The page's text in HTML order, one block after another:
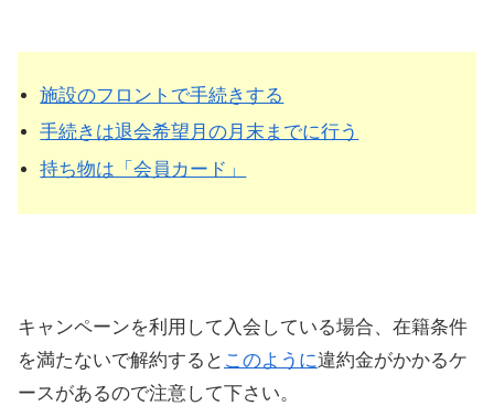
施設のフロントで手続きする
手続きは退会希望月の月末までに行う
持ち物は「会員カード」
キャンペーンを利用して入会している場合、在籍条件
を満たないで解約すると このように違約金がかかるケ
ースがあるので注意して下さい。